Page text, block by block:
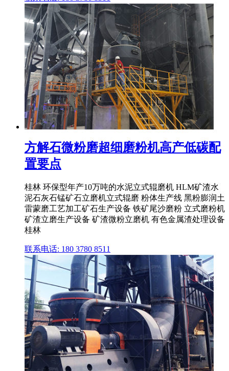
方解石微粉磨超细磨粉机高产低碳配
置要点
桂林 环保型年产10万吨的水泥立式辊磨机 HLM矿渣水
泥石灰石锰矿石立磨机立式辊磨 粉体生产线 黑粉膨润土
雷蒙磨工艺加工矿石生产设备 铁矿尾沙磨粉 立式磨粉机
矿渣立磨生产设备 矿渣微粉立磨机 有色金属渣处理设备
桂林
联系电话: 180 3780 8511